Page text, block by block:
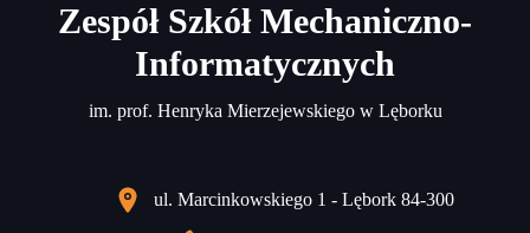
Zespół Szkół Mechaniczno-
Informatycznych
im. prof. Henryka Mierzejewskiego w Lęborku
ul. Marcinkowskiego 1 - Lębork 84-300